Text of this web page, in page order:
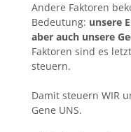
Andere Faktoren
Bedeutung: unsere
aber auch unsere
Faktoren sind es
steuern.
Damit steuern WIR
Gene UNS.